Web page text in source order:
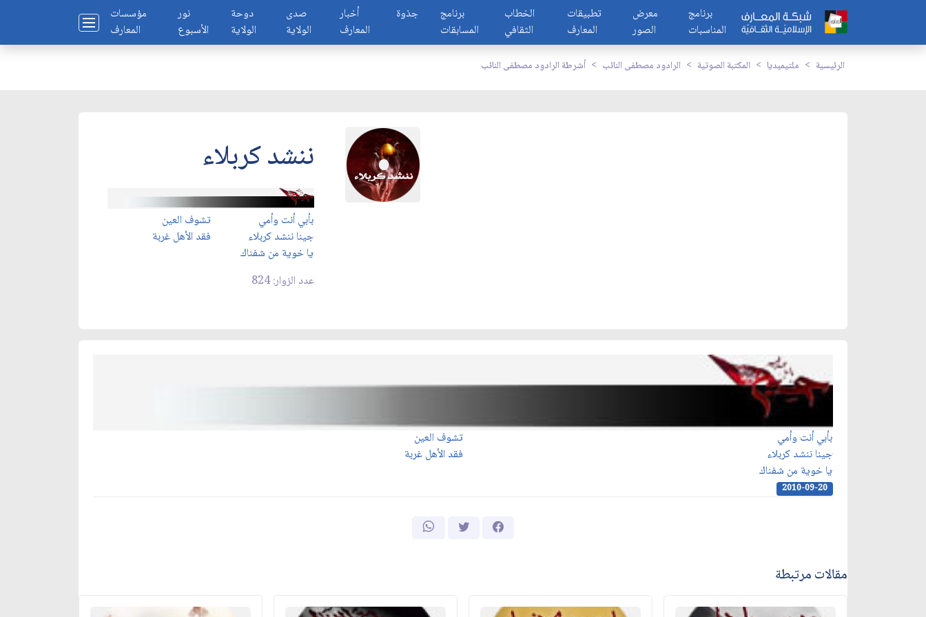
مؤسسات
المعارف
نور
الأسبوع
دوحة
الولاية
صدى
الولاية
أخبار
المعارف
جذوة
برنامج
المسابقات
الخطاب
الثقافي
تطبيقات
المعارف
معرض
الصور
برنامج
المناسبات
الرئيسية ملتيميديا المكتبة الصوتية الرادود مصطفى النائب أشرطة الرادود مصطفى النائب
ننشد كربلاء
بأبي أنت وأمي
تشوف العين
جينا ننشد كربلاء
فقد الأهل غربة
يا خوية من شفناك
عدد الزوار: 824
بأبي أنت وأمي
تشوف العين
جينا ننشد كربلاء
فقد الأهل غربة
يا خوية من شفناك
2010-09-20
مقالات مرتبطة